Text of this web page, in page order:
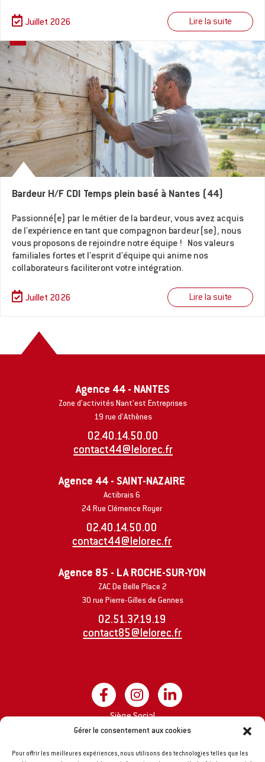
Gérer le consentement aux cookies
Pour offrir les meilleures expériences, nous utilisons des technologies telles que les
Juillet 2026 Lire la suite
Bardeur H/F CDI Temps plein basé à Nantes (44)
Passionné(e) par le métier de la bardeur, vous avez acquis
de l'expérience en tant que compagnon bardeur(se), nous
vous proposons de rejoindre notre équipe ! Nos valeurs
familiales fortes et l'esprit d'équipe qui anime nos
collaborateurs faciliteront votre intégration.
Juillet 2026 Lire la suite
Agence 44 - NANTES
Zone d’activités Nant’est Entreprises
19 rue d’Athènes
02.40.14.50.00
contact44@lelorec.fr
Agence 44 - SAINT-NAZAIRE
Actibrais 6
24 Rue Clémence Royer
02.40.14.50.00
contact44@lelorec.fr
Agence 85 - LA ROCHE-SUR-YON
ZAC De Belle Place 2
30 rue Pierre-Gilles de Gennes
02.51.37.19.19
contact85@lelorec.fr
Siège Social
Groupe LE LOREC
44170 MARSAC-SUR-DON